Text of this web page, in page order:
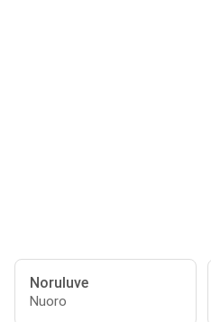
Noruluve
Nuoro